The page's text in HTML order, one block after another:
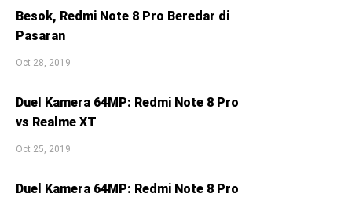
Besok, Redmi Note 8 Pro Beredar di
Pasaran
Oct 28, 2019
Duel Kamera 64MP: Redmi Note 8 Pro
vs Realme XT
Oct 25, 2019
Duel Kamera 64MP: Redmi Note 8 Pro